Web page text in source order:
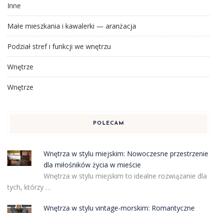
Inne
Małe mieszkania i kawalerki — aranżacja
Podział stref i funkcji we wnętrzu
Wnętrze
Wnętrze
POLECAM
Wnętrza w stylu miejskim: Nowoczesne przestrzenie
dla miłośników życia w mieście
Wnętrza w stylu miejskim to idealne rozwiązanie dla
tych, którzy …
Wnętrza w stylu vintage-morskim: Romantyczne